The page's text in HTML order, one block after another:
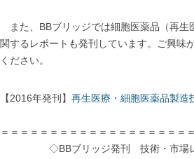
また、BBブリッジでは細胞医薬品（再生
関するレポートも発刊しています。ご興味
ください。
【2016年発刊】 再生医療・細胞医薬品製造
＝＝＝＝＝＝＝＝＝＝＝＝＝＝＝＝＝＝＝
◇BBブリッジ発刊 技術・市場レ